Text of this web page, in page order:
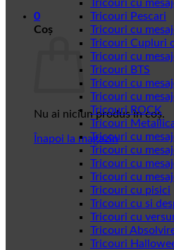
0
Coș
Nu ai niciun produs în coș.
Înapoi la magazin
Tricouri cu
Tricouri Pescari
Tricouri cu
Tricouri Cupluri
Tricouri cu
Tricouri BTS
Tricouri cu
Tricouri cu
Tricouri ROCK
Tricouri
Tricouri cu
Tricouri cu
Tricouri cu
Tricouri cu
Tricouri cu pisici
Tricouri cu si
Tricouri cu
Tricouri
Tricouri